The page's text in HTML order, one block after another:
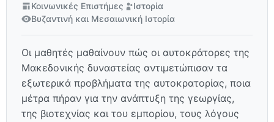
Κοινωνικές Επιστήμες
Ιστορία
Βυζαντινή και Μεσαιωνική Ιστορία
Οι μαθητές μαθαίνουν πώς οι αυτοκράτορες της
Μακεδονικής δυναστείας αντιμετώπισαν τα
εξωτερικά προβλήματα της αυτοκρατορίας, ποια
μέτρα πήραν για την ανάπτυξη της γεωργίας,
της βιοτεχνίας και του εμπορίου, τους λόγους